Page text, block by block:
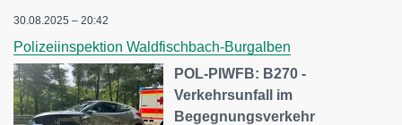
30.08.2025 – 20:42
Polizeiinspektion Waldfischbach-Burgalben
POL-PIWFB: B270 -
Verkehrsunfall im
Begegnungsverkehr